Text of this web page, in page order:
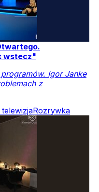
wstecz"
programów. Igor Janke
z
telewizjaRozrywka